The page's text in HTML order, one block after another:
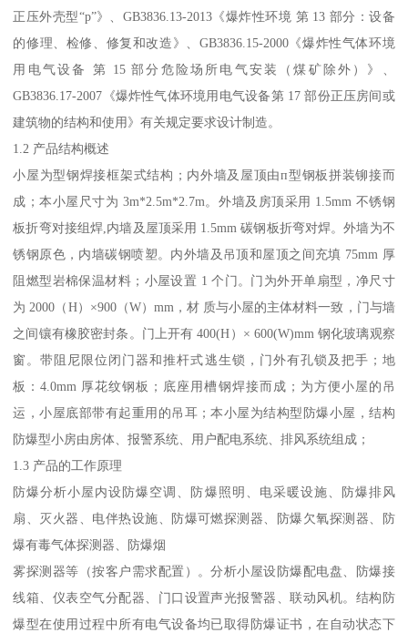
正压外壳型“p”》、GB3836.13-2013《爆炸性环境 第 13 部分：设备
的修理、检修、修复和改造》、GB3836.15-2000《爆炸性气体环境
用电气设备 第 15 部分危险场所电气安装（煤矿除外）》、
GB3836.17-2007《爆炸性气体环境用电气设备第 17 部份正压房间或
建筑物的结构和使用》有关规定要求设计制造。
1.2 产品结构概述
小屋为型钢焊接框架式结构；内外墙及屋顶由п型钢板拼装铆接而
成；本小屋尺寸为 3m*2.5m*2.7m。外墙及房顶采用 1.5mm 不锈钢
板折弯对接组焊,内墙及屋顶采用 1.5mm 碳钢板折弯对焊。外墙为不
锈钢原色，内墙碳钢喷塑。内外墙及吊顶和屋顶之间充填 75mm 厚
阻燃型岩棉保温材料；小屋设置 1 个门。门为外开单扇型，净尺寸
为 2000（H）×900（W）mm，材 质与小屋的主体材料一致，门与墙
之间镶有橡胶密封条。门上开有 400(H）× 600(W)mm 钢化玻璃观察
窗。带阻尼限位闭门器和推杆式逃生锁，门外有孔锁及把手；地
板：4.0mm 厚花纹钢板；底座用槽钢焊接而成；为方便小屋的吊
运，小屋底部带有起重用的吊耳；本小屋为结构型防爆小屋，结构
防爆型小房由房体、报警系统、用户配电系统、排风系统组成；
1.3 产品的工作原理
防爆分析小屋内设防爆空调、防爆照明、电采暖设施、防爆排风
扇、灭火器、电伴热设施、防爆可燃探测器、防爆欠氧探测器、防
爆有毒气体探测器、防爆烟
雾探测器等（按客户需求配置）。分析小屋设防爆配电盘、防爆接
线箱、仪表空气分配器、门口设置声光报警器、联动风机。结构防
爆型在使用过程中所有电气设备均已取得防爆证书，在自动状态下